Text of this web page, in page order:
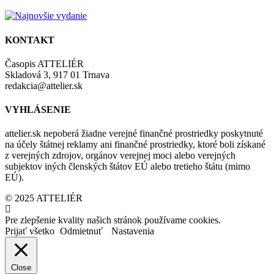
KONTAKT
Časopis ATTELIÉR
Skladová 3, 917 01 Trnava
redakcia@attelier.sk
VYHLÁSENIE
attelier.sk nepoberá žiadne verejné finančné prostriedky poskytnuté
na účely štátnej reklamy ani finančné prostriedky, ktoré boli získané
z verejných zdrojov, orgánov verejnej moci alebo verejných
subjektov iných členských štátov EÚ alebo tretieho štátu (mimo
EÚ).
© 2025 ATTELIÉR
Pre zlepšenie kvality našich stránok používame cookies.
Prijať všetko Odmietnuť Nastavenia
Close